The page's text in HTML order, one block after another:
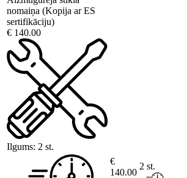
nomaiņa (Kopija ar ES
sertifikāciju)
€ 140.00
Ilgums: 2 st.
€
140.00
2 st.